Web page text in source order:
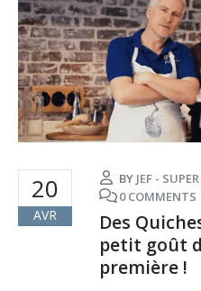
20
AVR
BY JEF -
0 COMMENTS
Des
petit goût
première !